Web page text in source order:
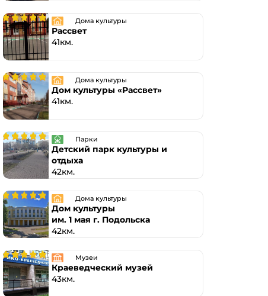
Дома культуры
Рассвет
41км.
Дома культуры
Дом культуры «Рассвет»
41км.
Парки
Детский парк культуры и
отдыха
42км.
Дома культуры
Дом культуры
им. 1 мая г. Подольска
42км.
Музеи
Краеведческий музей
43км.